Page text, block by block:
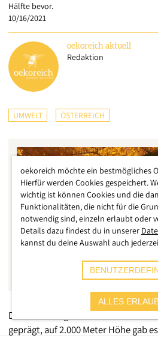
Hälfte bevor.
10/16/2021
oekoreich aktuell
Redaktion
UMWELT ÖSTERREICH
Die letzten Tage waren in
geprägt, auf 2.000 Meter Höhe gab
kommt noch einmal ein Wärme-
oekoreich möchte ein bestmögliches
Hierfür werden Cookies gespeichert.
wichtig ist können Cookies und die
Funktionalitäten, die nicht für die
notwendig sind, einzeln erlaubt oder
Details dazu findest du in unserer
kannst du deine Auswahl auch
ALLES